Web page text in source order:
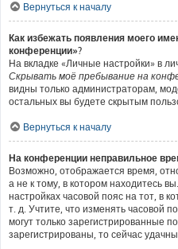
Вернуться к началу
Как избежать появления моего
конференции»?
На вкладке «Личные настройки» в
Скрывать моё пребывание на
видны только администраторам,
остальных вы будете скрытым
Вернуться к началу
На конференции неправильное
Возможно, отображается время,
а не к тому, в котором находитесь
настройках часовой пояс на тот, в
т. д. Учтите, что изменять часовой
могут только зарегистрированные
зарегистрированы, то сейчас